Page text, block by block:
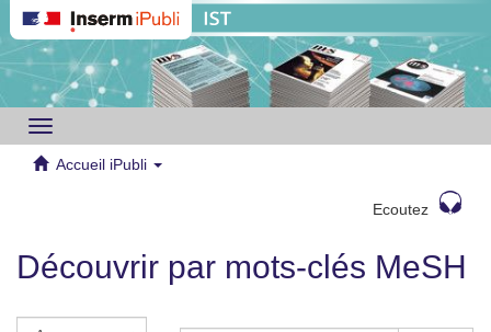
Toggle
navigation
Accueil iPubli
Ecoutez
Découvrir par mots-clés MeSH